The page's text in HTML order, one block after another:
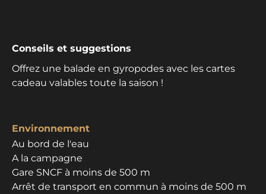
Conseils et suggestions
Offrez une balade en gyropodes avec les cartes
cadeau valables toute la saison !
Environnement
Au bord de l'eau
A la campagne
Gare SNCF à moins de 500 m
Arrêt de transport en commun à moins de 500 m